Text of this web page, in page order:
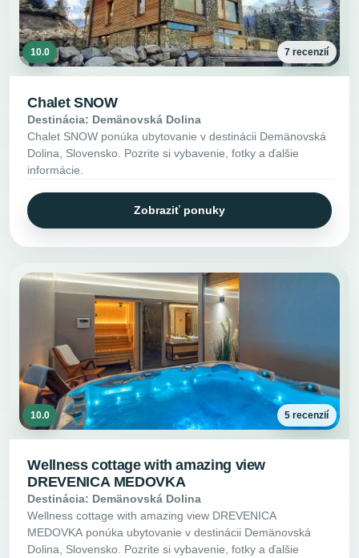
10.0 7 recenzií
Chalet SNOW
Destinácia: Demänovská Dolina
Chalet SNOW ponúka ubytovanie v destinácii Demänovská
Dolina, Slovensko. Pozrite si vybavenie, fotky a ďalšie
informácie.
Zobraziť ponuky
10.0 5 recenzií
Wellness cottage with amazing view
DREVENICA MEDOVKA
Destinácia: Demänovská Dolina
Wellness cottage with amazing view DREVENICA
MEDOVKA ponúka ubytovanie v destinácii Demänovská
Dolina, Slovensko. Pozrite si vybavenie, fotky a ďalšie